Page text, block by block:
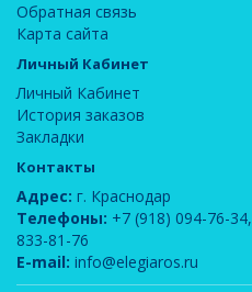
Обратная связь
Карта сайта
Личный Кабинет
Личный Кабинет
История заказов
Закладки
Контакты
Адрес: г. Краснодар
Телефоны: +7 (918) 094-76-34,
833-81-76
E-mail: info@elegiaros.ru